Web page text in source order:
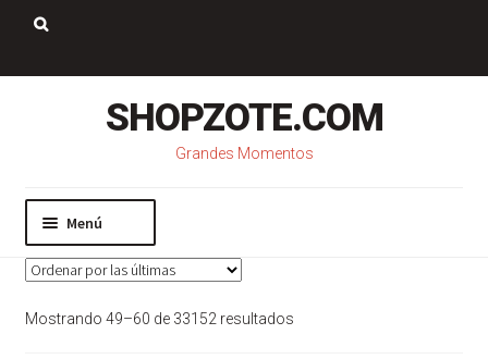
Saltar
navegación
Ir
contenido
SHOPZOTE.COM
Grandes Momentos
Menú
Inicio
Mi cuenta
Mostrando 49–60 de 33152 resultadosSorted